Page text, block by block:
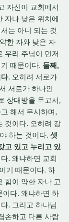
자신이 교회에서
자나 낮은 위치에
는 아니 되는 것
한 자와 낮은 자
우리 주님이 먼저
때문이다. 둘째,
. 오히려 서로가
서로가 하나인
상대방을 두고서,
해서 무시하며,
것이다. 오히려 강
하는 것이다. 셋
고 있고 누리고 있
. 왜냐하면 교회
기 때문이다. 하
힘이 약한 자나 고
이다. 왜냐하면 하
. 그리고 하나님
손하고 다른 사람